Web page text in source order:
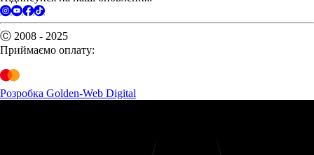
Ⓒ 2008 - 2025
Приймаємо оплату:
Розробка Golden-Web Digital